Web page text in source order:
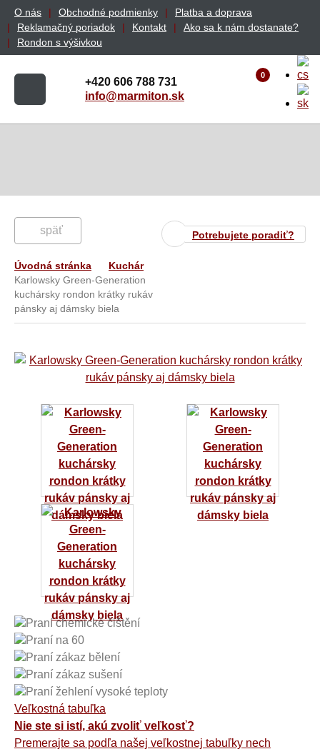
O nás Obchodné podmienky
Platba a doprava
Reklamačný poriadok
Kontakt
Ako sa k nám dostanate?
Rondon s výšivkou
+420 606 788 731
info@marmiton.sk
0
Potrebujete poradiť?
späť
Úvodná stránka
Kuchár
Karlowsky Green-Generation
kuchársky rondon krátky rukáv
pánsky aj dámsky biela
Praní chemické čištění
Praní na 60
Praní zákaz bělení
Praní zákaz sušení
Praní žehlení vysoké teploty
Veľkostná tabuľka
Nie ste si istí, akú zvoliť veľkosť?
Premerajte sa podľa našej veľkostnej tabuľky nech